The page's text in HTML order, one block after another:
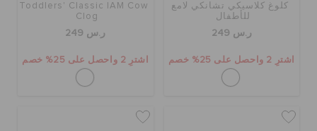
كلوغ كلاسيكي تشانكي لامع
للأطفال
ر.س 249
اشترِ 2 واحصل على 25% خصم
Toddlers' Classic IAM Cow
Clog
ر.س 249
اشترِ 2 واحصل على 25% خصم